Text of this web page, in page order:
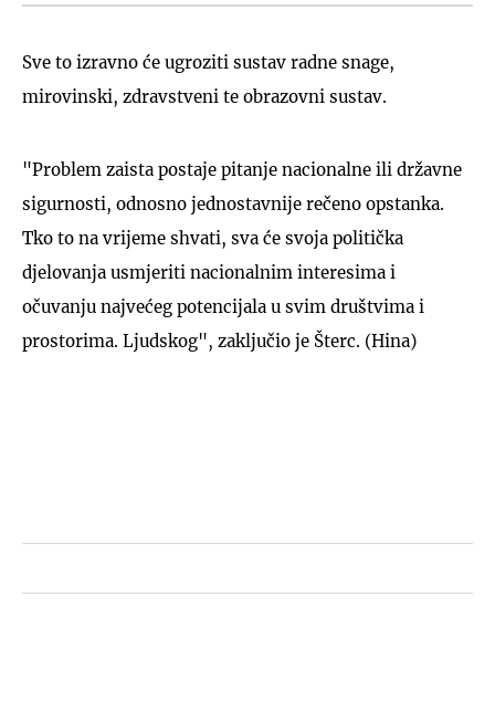
Sve to izravno će ugroziti sustav radne snage,
mirovinski, zdravstveni te obrazovni sustav.
"Problem zaista postaje pitanje nacionalne ili državne
sigurnosti, odnosno jednostavnije rečeno opstanka.
Tko to na vrijeme shvati, sva će svoja politička
djelovanja usmjeriti nacionalnim interesima i
očuvanju najvećeg potencijala u svim društvima i
prostorima. Ljudskog", zaključio je Šterc. (Hina)